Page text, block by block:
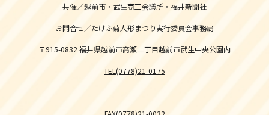
共催／越前市・武生商工会議所・福井新聞社
お問合せ／たけふ菊人形まつり実行委員会事務局
〒915-0832 福井県越前市高瀬二丁目越前市武生中央公園内
TEL(0778)21-0175